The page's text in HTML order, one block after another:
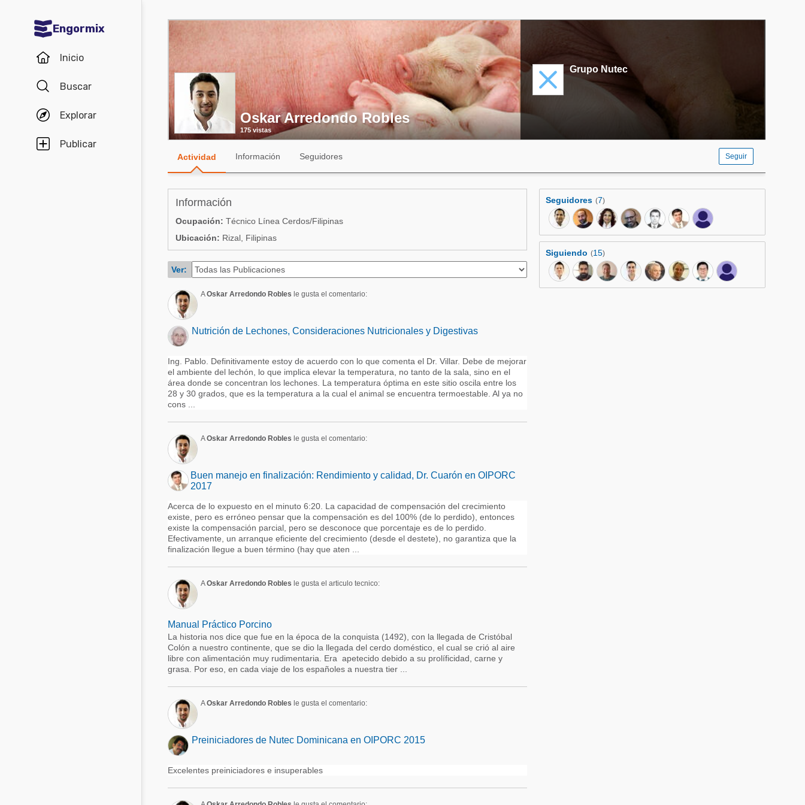
Engormix
Inicio
Buscar
Explorar
Publicar
Comunidades en español
Balanceados - Piensos
Avicultura
Ganadería
Porcicultura
Micotoxinas
Avicultura
Porcicultura
Lechería
Balanceados - Piensos
Comunidades en portugués
Micotoxinas
Avicultura
Porcicultura
Ganadería
Lechería
Oskar Arredondo Robles
175 vistas
Grupo Nutec
Actividad Información Seguidores Seguir
Información
Ocupación: Técnico Línea Cerdos/Filipinas
Ubicación: Rizal, Filipinas
Ver:
AOskar Arredondo Robles le gusta el comentario:
Nutrición de Lechones, Consideraciones Nutricionales y Digestivas
Ing. Pablo. Definitivamente estoy de acuerdo con lo que comenta el Dr. Villar. Debe de mejorar
el ambiente del lechón, lo que implica elevar la temperatura, no tanto de la sala, sino en el
área donde se concentran los lechones. La temperatura óptima en este sitio oscila entre los
28 y 30 grados, que es la temperatura a la cual el animal se encuentra termoestable. Al ya no
cons ...
AOskar Arredondo Robles le gusta el comentario:
Buen manejo en finalización: Rendimiento y calidad, Dr. Cuarón en OIPORC
2017
Acerca de lo expuesto en el minuto 6:20. La capacidad de compensación del crecimiento
existe, pero es erróneo pensar que la compensación es del 100% (de lo perdido), entonces
existe la compensación parcial, pero se desconoce que porcentaje es de lo perdido.
Efectivamente, un arranque eficiente del crecimiento (desde el destete), no garantiza que la
finalización llegue a buen término (hay que aten ...
AOskar Arredondo Robles le gusta el articulo tecnico:
Manual Práctico Porcino
La historia nos dice que fue en la época de la conquista (1492), con la llegada de Cristóbal
Colón a nuestro continente, que se dio la llegada del cerdo doméstico, el cual se crió al aire
libre con alimentación muy rudimentaria. Era apetecido debido a su prolíficidad, carne y
grasa. Por eso, en cada viaje de los españoles a nuestra tier ...
AOskar Arredondo Robles le gusta el comentario:
Preiniciadores de Nutec Dominicana en OIPORC 2015
Excelentes preiniciadores e insuperables
Seguidores (7)
Siguiendo (15)